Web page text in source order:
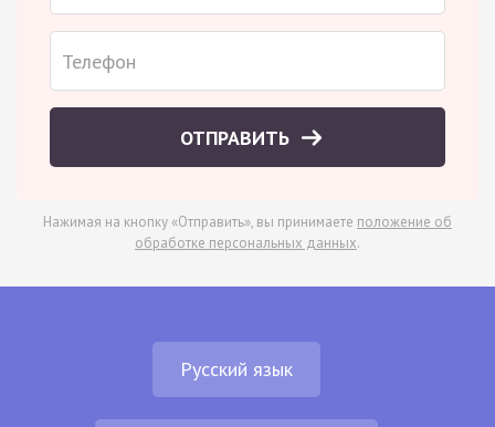
ОТПРАВИТЬ
Нажимая на кнопку «Отправить», вы принимаете положение об
обработке персональных данных.
Русский язык